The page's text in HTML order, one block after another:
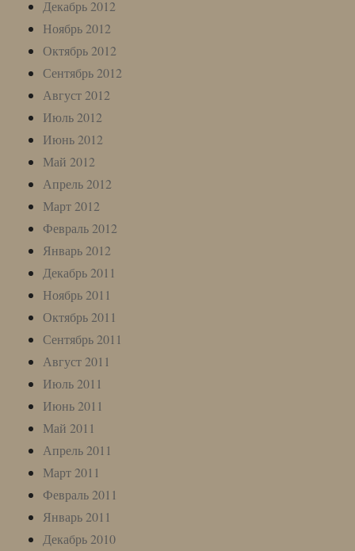
Декабрь 2012
Ноябрь 2012
Октябрь 2012
Сентябрь 2012
Август 2012
Июль 2012
Июнь 2012
Май 2012
Апрель 2012
Март 2012
Февраль 2012
Январь 2012
Декабрь 2011
Ноябрь 2011
Октябрь 2011
Сентябрь 2011
Август 2011
Июль 2011
Июнь 2011
Май 2011
Апрель 2011
Март 2011
Февраль 2011
Январь 2011
Декабрь 2010